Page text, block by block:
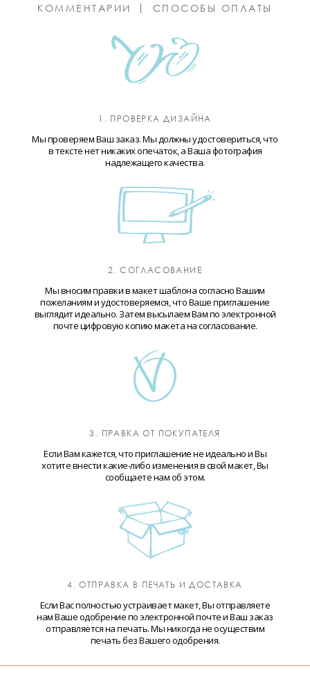
КОММЕНТАРИИ
СПОСОБЫ ОПЛАТЫ
1. ПРОВЕРКА ДИЗАЙНА
Мы проверяем Ваш заказ. Мы должны удостовериться, что
в тексте нет никаких опечаток, а Ваша фотография
надлежащего качества.
2. СОГЛАСОВАНИЕ
Мы вносим правки в макет шаблона согласно Вашим
пожеланиям и удостоверяемся, что Ваше приглашение
выглядит идеально. Затем высылаем Вам по электронной
почте цифровую копию макета на согласование.
3. ПРАВКА ОТ ПОКУПАТЕЛЯ
Если Вам кажется, что приглашение не идеально и Вы
хотите внести какие-либо изменения в свой макет, Вы
сообщаете нам об этом.
4. ОТПРАВКА В ПЕЧАТЬ И ДОСТАВКА
Если Вас полностью устраивает макет, Вы отправляете
нам Ваше одобрение по электронной почте и Ваш заказ
отправляется на печать. Мы никогда не осуществим
печать без Вашего одобрения.